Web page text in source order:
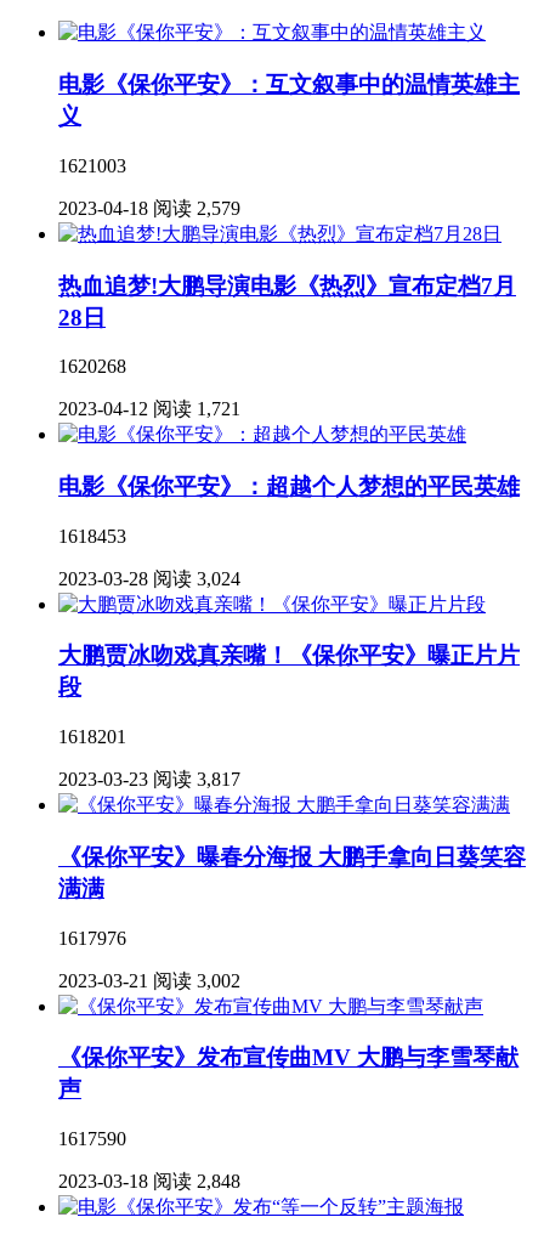
电影《保你平安》：互文叙事中的温情英雄主
义
1621003
2023-04-18 阅读 2,579
热血追梦!大鹏导演电影《热烈》宣布定档7月
28日
1620268
2023-04-12 阅读 1,721
电影《保你平安》：超越个人梦想的平民英雄
1618453
2023-03-28 阅读 3,024
大鹏贾冰吻戏真亲嘴！《保你平安》曝正片片
段
1618201
2023-03-23 阅读 3,817
《保你平安》曝春分海报 大鹏手拿向日葵笑容
满满
1617976
2023-03-21 阅读 3,002
《保你平安》发布宣传曲MV 大鹏与李雪琴献
声
1617590
2023-03-18 阅读 2,848